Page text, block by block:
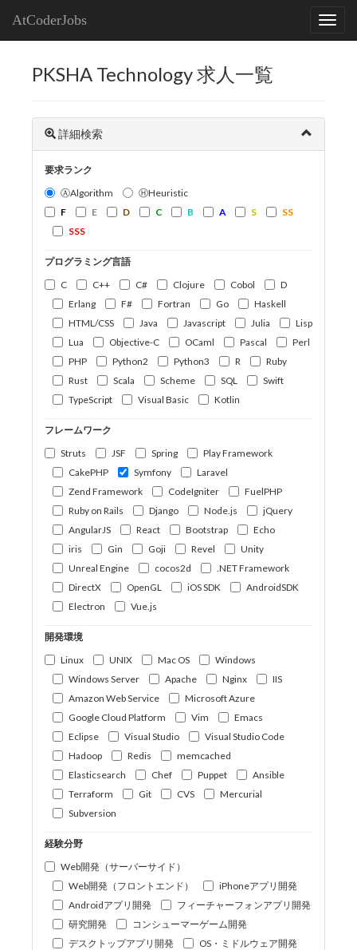
AtCoderJobs
PKSHA Technology 求人一覧
詳細検索
要求ランク
ⒶAlgorithm
ⒽHeuristic
F
E D C B A S
SS
SSS
プログラミング言語
C
C++ C# Clojure Cobol
D
Erlang
F# Fortran Go
Haskell
HTML/CSS
Java Javascript Julia
Lisp
Lua
Objective-C OCaml Pascal
Perl
PHP
Python2 Python3 R
Ruby
Rust
Scala Scheme SQL
Swift
TypeScript
Visual Basic Kotlin
フレームワーク
Struts
JSF Spring
Play Framework
CakePHP
Symfony
Laravel
Zend Framework
CodeIgniter
FuelPHP
Ruby on Rails
Django Node.js
jQuery
AngularJS
React Bootstrap
Echo
iris
Gin Goji Revel
Unity
Unreal Engine
cocos2d
.NET Framework
DirectX
OpenGL iOS SDK
AndroidSDK
Electron
Vue.js
開発環境
Linux
UNIX Mac OS
Windows
Windows Server
Apache Nginx
IIS
Amazon Web Service
Microsoft Azure
Google Cloud Platform
Vim
Emacs
Eclipse
Visual Studio
Visual Studio Code
Hadoop
Redis
memcached
Elasticsearch
Chef Puppet
Ansible
Terraform
Git CVS
Mercurial
Subversion
経験分野
Web開発（サーバーサイド）
Web開発（フロントエンド）
iPhoneアプリ開発
Androidアプリ開発
フィーチャーフォンアプリ開発
研究開発
コンシューマーゲーム開発
デスクトップアプリ開発
OS・ミドルウェア開発